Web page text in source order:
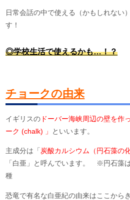
日常会話の中で使える（かもしれない
す！
◎学校生活で使えるかも…！？
チョークの由来
イギリスの ドーバー海峡周辺の壁を作
ーク (chalk) 」
といいます。
主成分は「 炭酸カルシウム（円石藻の化
「白亜」と呼んでいます。 ※円石藻
種
恐竜で有名な白亜紀の由来はここから